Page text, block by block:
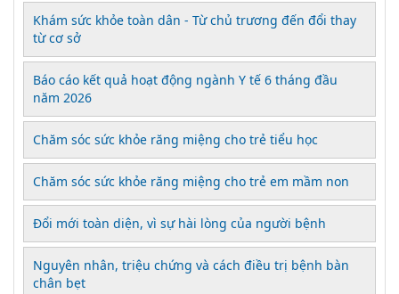
Khám sức khỏe toàn dân - Từ chủ trương đến đổi thay
từ cơ sở
Báo cáo kết quả hoạt động ngành Y tế 6 tháng đầu
năm 2026
Chăm sóc sức khỏe răng miệng cho trẻ tiểu học
Chăm sóc sức khỏe răng miệng cho trẻ em mầm non
Đổi mới toàn diện, vì sự hài lòng của người bệnh
Nguyên nhân, triệu chứng và cách điều trị bệnh bàn
chân bẹt